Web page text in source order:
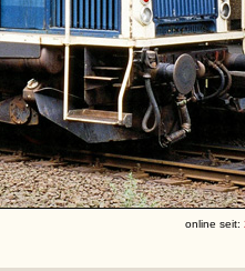
online seit: